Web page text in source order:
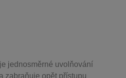
jednosměrné uvolňování
zabraňuje opět přístupu